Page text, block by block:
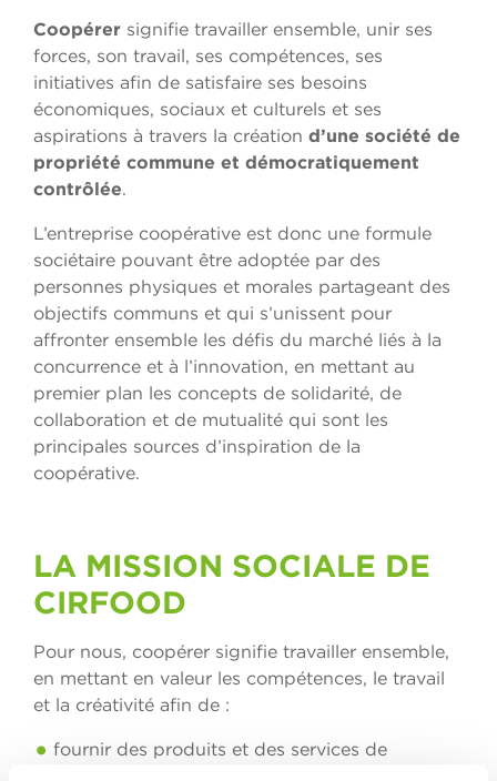
Coopérer signifie travailler ensemble, unir ses
forces, son travail, ses compétences, ses
initiatives afin de satisfaire ses besoins
économiques, sociaux et culturels et ses
aspirations à travers la création d’une société de
propriété commune et démocratiquement
contrôlée.
L’entreprise coopérative est donc une formule
sociétaire pouvant être adoptée par des
personnes physiques et morales partageant des
objectifs communs et qui s’unissent pour
affronter ensemble les défis du marché liés à la
concurrence et à l’innovation, en mettant au
premier plan les concepts de solidarité, de
collaboration et de mutualité qui sont les
principales sources d’inspiration de la
coopérative.
LA MISSION SOCIALE DE
CIRFOOD
Pour nous, coopérer signifie travailler ensemble,
en mettant en valeur les compétences, le travail
et la créativité afin de :
fournir des produits et des services de